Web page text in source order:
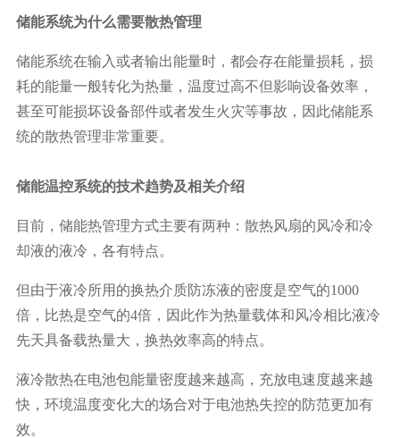
储能系统为什么需要散热管理
储能系统在输入或者输出能量时，都会存在能量损耗，损
耗的能量一般转化为热量，温度过高不但影响设备效率，
甚至可能损坏设备部件或者发生火灾等事故，因此储能系
统的散热管理非常重要。
储能温控系统的技术趋势及相关介绍
目前，储能热管理方式主要有两种：散热风扇的风冷和冷
却液的液冷，各有特点。
但由于液冷所用的换热介质防冻液的密度是空气的1000
倍，比热是空气的4倍，因此作为热量载体和风冷相比液冷
先天具备载热量大，换热效率高的特点。
液冷散热在电池包能量密度越来越高，充放电速度越来越
快，环境温度变化大的场合对于电池热失控的防范更加有
效。